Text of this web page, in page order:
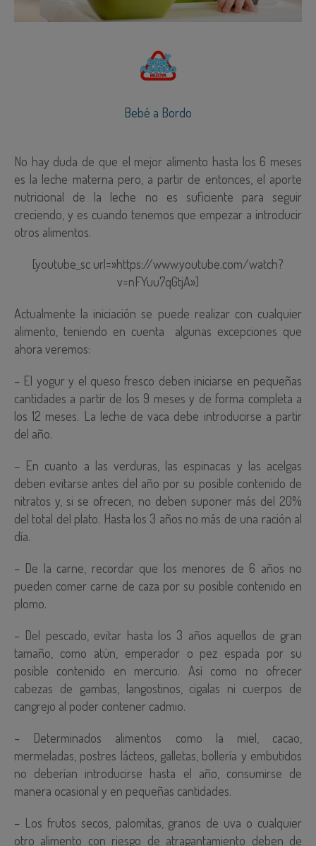
Bebé a Bordo
No hay duda de que el mejor alimento hasta los 6 meses
es la leche materna pero, a partir de entonces, el aporte
nutricional de la leche no es suficiente para seguir
creciendo, y es cuando tenemos que empezar a introducir
otros alimentos.
[youtube_sc url=»https://www.youtube.com/watch?
v=nFYuu7qGtjA»]
Actualmente la iniciación se puede realizar con cualquier
alimento, teniendo en cuenta algunas excepciones que
ahora veremos:
– El yogur y el queso fresco deben iniciarse en pequeñas
cantidades a partir de los 9 meses y de forma completa a
los 12 meses. La leche de vaca debe introducirse a partir
del año.
– En cuanto a las verduras, las espinacas y las acelgas
deben evitarse antes del año por su posible contenido de
nitratos y, si se ofrecen, no deben suponer más del 20%
del total del plato. Hasta los 3 años no más de una ración al
día.
– De la carne, recordar que los menores de 6 años no
pueden comer carne de caza por su posible contenido en
plomo.
– Del pescado, evitar hasta los 3 años aquellos de gran
tamaño, como atún, emperador o pez espada por su
posible contenido en mercurio. Así como no ofrecer
cabezas de gambas, langostinos, cigalas ni cuerpos de
cangrejo al poder contener cadmio.
– Determinados alimentos como la miel, cacao,
mermeladas, postres lácteos, galletas, bollería y embutidos
no deberían introducirse hasta el año, consumirse de
manera ocasional y en pequeñas cantidades.
– Los frutos secos, palomitas, granos de uva o cualquier
otro alimento con riesgo de atragantamiento deben de